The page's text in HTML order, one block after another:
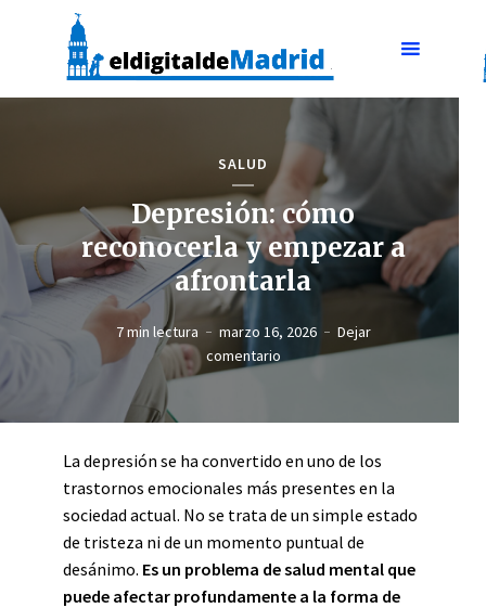
SALUD
Depresión: cómo
reconocerla y empezar a
afrontarla
7 min lectura marzo 16, 2026
Dejar
comentario
La depresión se ha convertido en uno de los
trastornos emocionales más presentes en la
sociedad actual. No se trata de un simple estado
de tristeza ni de un momento puntual de
desánimo. Es un problema de salud mental que
puede afectar profundamente a la forma de